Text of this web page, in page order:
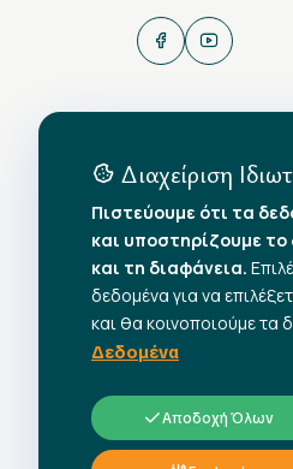
Διαχείριση
Πιστεύουμε ότι τα
και υποστηρίζουμε
και τη διαφάνεια.
δεδομένα για να
και θα κοινοποιούμε τα
Δεδομένα
Αποδοχή Όλων